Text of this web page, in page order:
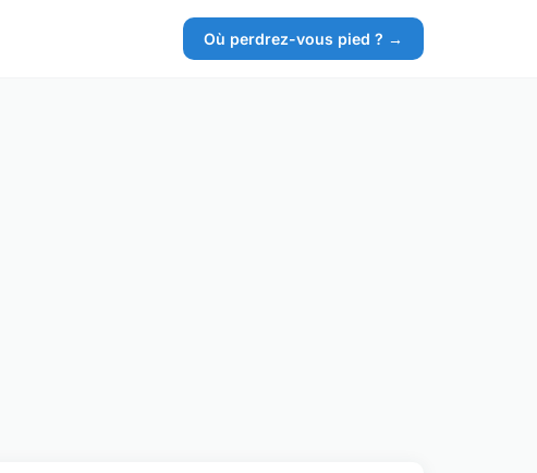
Où perdrez-vous pied ? →